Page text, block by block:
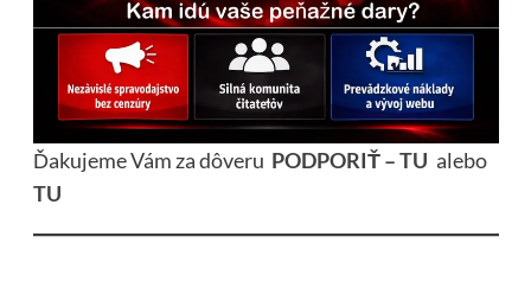
Ďakujeme Vám za dôveru PODPORIŤ – TU alebo
TU